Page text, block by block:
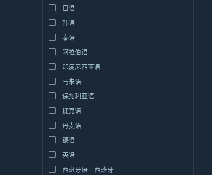
日语
韩语
泰语
阿拉伯语
印度尼西亚语
马来语
保加利亚语
捷克语
丹麦语
德语
英语
西班牙语 - 西班牙